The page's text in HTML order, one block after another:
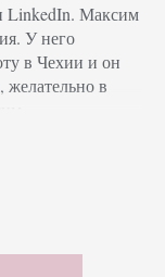
LinkedIn. Максим
У него
в Чехии и он
в
– именно
компании.
коллег и